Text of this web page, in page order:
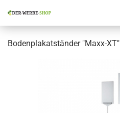
Bodenplakatständer "Maxx-XT"